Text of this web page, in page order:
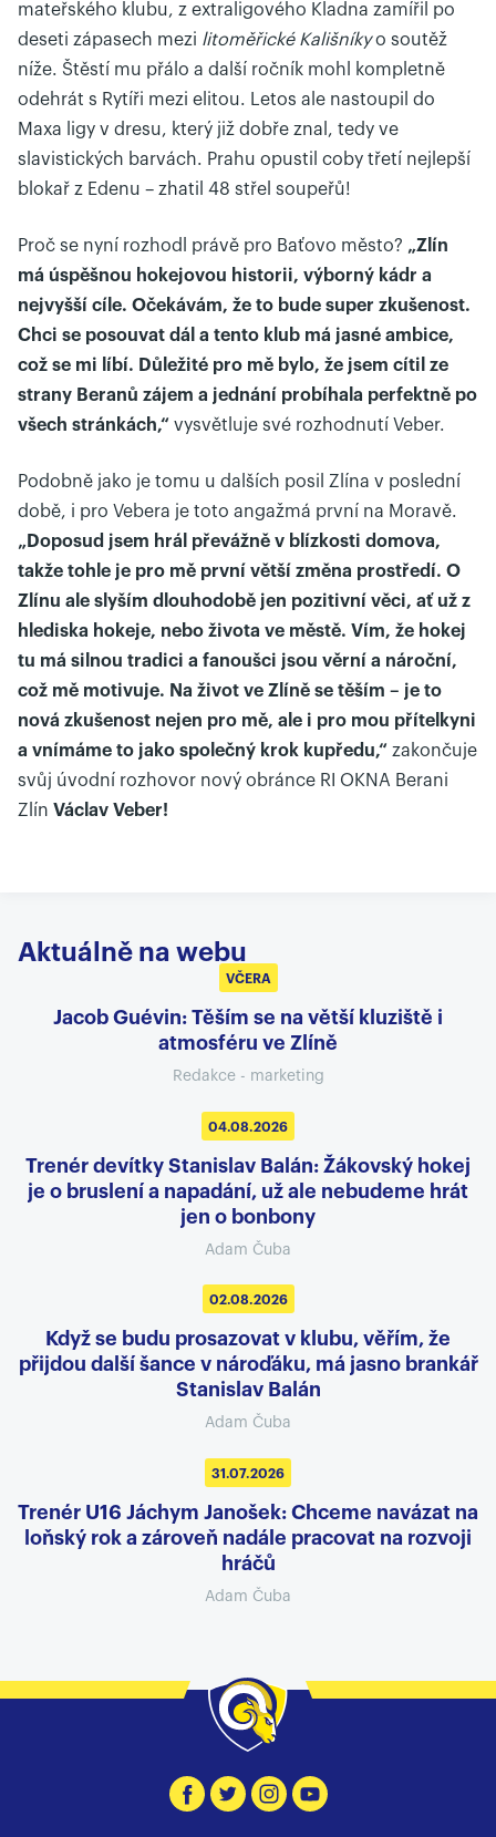
mateřského klubu, z extraligového Kladna zamířil po
deseti zápasech mezi litoměřické Kališníkyo soutěž
níže. Štěstí mu přálo a další ročník mohl kompletně
odehrát s Rytíři mezi elitou. Letos ale nastoupil do
Maxa ligy v dresu, který již dobře znal, tedy ve
slavistických barvách. Prahu opustil coby třetí nejlepší
blokař z Edenu – zhatil 48 střel soupeřů!
Proč se nyní rozhodl právě pro Baťovo město? „Zlín
má úspěšnou hokejovou historii, výborný kádr a
nejvyšší cíle. Očekávám, že to bude super zkušenost.
Chci se posouvat dál a tento klub má jasné ambice,
což se mi líbí. Důležité pro mě bylo, že jsem cítil ze
strany Beranů zájem a jednání probíhala perfektně po
všech stránkách,“ vysvětluje své rozhodnutí Veber.
Podobně jako je tomu u dalších posil Zlína v poslední
době, i pro Vebera je toto angažmá první na Moravě.
„Doposud jsem hrál převážně v blízkosti domova,
takže tohle je pro mě první větší změna prostředí. O
Zlínu ale slyším dlouhodobě jen pozitivní věci, ať už z
hlediska hokeje, nebo života ve městě. Vím, že hokej
tu má silnou tradici a fanoušci jsou věrní a nároční,
což mě motivuje. Na život ve Zlíně se těším – je to
nová zkušenost nejen pro mě, ale i pro mou přítelkyni
a vnímáme to jako společný krok kupředu,“ zakončuje
svůj úvodní rozhovor nový obránce RI OKNA Berani
Zlín Václav Veber!
Aktuálně na webu
VČERA
Jacob Guévin: Těším se na větší kluziště i
atmosféru ve Zlíně
Redakce - marketing
04.08.2026
Trenér devítky Stanislav Balán: Žákovský hokej
je o bruslení a napadání, už ale nebudeme hrát
jen o bonbony
Adam Čuba
02.08.2026
Když se budu prosazovat v klubu, věřím, že
přijdou další šance v nároďáku, má jasno brankář
Stanislav Balán
Adam Čuba
31.07.2026
Trenér U16 Jáchym Janošek: Chceme navázat na
loňský rok a zároveň nadále pracovat na rozvoji
hráčů
Adam Čuba